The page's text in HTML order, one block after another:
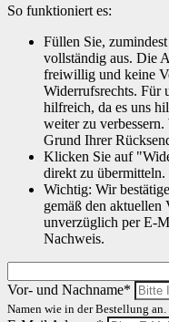
So funktioniert es:
Füllen Sie,
vollständig aus. Die
freiwillig und keine
Widerrufsrechts. Für
hilfreich, da es uns
weiter zu
Grund Ihrer
Klicken Sie auf
direkt zu übermitteln.
Wichtig: Wir
gemäß den
unverzüglich per E-
Nachweis.
Vor- und Nachname*
Namen wie in der Bestellung an.